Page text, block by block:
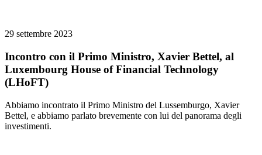
29 settembre 2023
Incontro con il Primo Ministro, Xavier Bettel, al
Luxembourg House of Financial Technology
(LHoFT)
Abbiamo incontrato il Primo Ministro del Lussemburgo, Xavier
Bettel, e abbiamo parlato brevemente con lui del panorama degli
investimenti.